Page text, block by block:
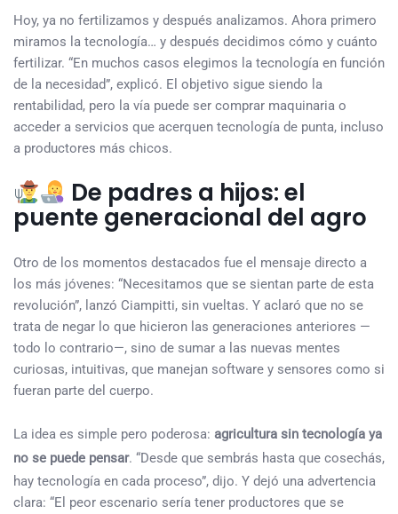
Hoy, ya no fertilizamos y después analizamos. Ahora primero
miramos la tecnología… y después decidimos cómo y cuánto
fertilizar. “En muchos casos elegimos la tecnología en función
de la necesidad”, explicó. El objetivo sigue siendo la
rentabilidad, pero la vía puede ser comprar maquinaria o
acceder a servicios que acerquen tecnología de punta, incluso
a productores más chicos.
De padres a hijos: el
puente generacional del agro
Otro de los momentos destacados fue el mensaje directo a
los más jóvenes: “Necesitamos que se sientan parte de esta
revolución”, lanzó Ciampitti, sin vueltas. Y aclaró que no se
trata de negar lo que hicieron las generaciones anteriores —
todo lo contrario—, sino de sumar a las nuevas mentes
curiosas, intuitivas, que manejan software y sensores como si
fueran parte del cuerpo.
La idea es simple pero poderosa: agricultura sin tecnología ya
no se puede pensar. “Desde que sembrás hasta que cosechás,
hay tecnología en cada proceso”, dijo. Y dejó una advertencia
clara: “El peor escenario sería tener productores que se